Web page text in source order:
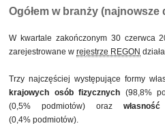
Ogółem w branży
W kwartale zakończonym 30 czerwca
zarejestrowane w rejestrze REGON
Trzy najczęściej występujące formy
krajowych osób fizycznych (98,8%
(0,5% podmiotów) oraz
(0,4% podmiotów).